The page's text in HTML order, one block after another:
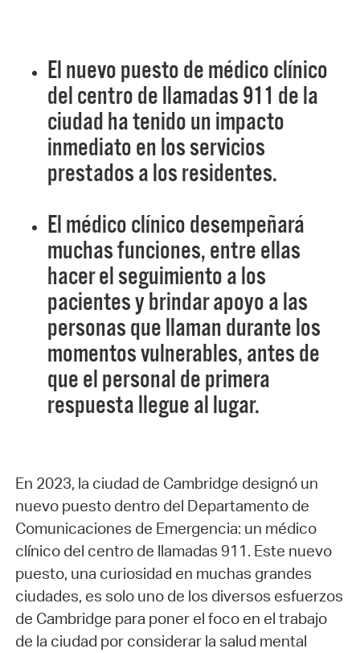
El nuevo puesto de médico clínico
del centro de llamadas 911 de la
ciudad ha tenido un impacto
inmediato en los servicios
prestados a los residentes.
El médico clínico desempeñará
muchas funciones, entre ellas
hacer el seguimiento a los
pacientes y brindar apoyo a las
personas que llaman durante los
momentos vulnerables, antes de
que el personal de primera
respuesta llegue al lugar.
En 2023, la ciudad de Cambridge designó un
nuevo puesto dentro del Departamento de
Comunicaciones de Emergencia: un médico
clínico del centro de llamadas 911. Este nuevo
puesto, una curiosidad en muchas grandes
ciudades, es solo uno de los diversos esfuerzos
de Cambridge para poner el foco en el trabajo
de la ciudad por considerar la salud mental